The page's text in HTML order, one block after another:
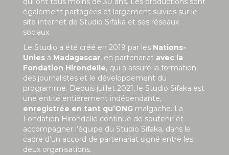
également partagées et largement suivies sur le
site internet de Studio Sifaka et ses réseaux
sociaux.
Le Studio a été créé en 2019 par les Nations-
Unies à Madagascar, en partenariat avec la
Fondation Hirondelle, qui a assuré la formation
des journalistes et le développement du
programme. Depuis juillet 2021, le Studio Sifaka est
une entité entièrement indépendante,
enregistrée en tant qu’ONG malgache. La
Fondation Hirondelle continue de soutenir et
accompagner l’équipe du Studio Sifaka, dans le
cadre d’un accord de partenariat signé entre les
deux organisations.